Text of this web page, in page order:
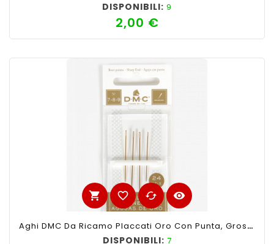
DISPONIBILI: 9
2,00 €Prezzo
shopping_cart favorite_border cached visibility
Aghi DMC Da Ricamo Placcati Oro Con Punta, Grossezza 7-8-9. Confezione Da 4 Aghi.
DISPONIBILI: 7